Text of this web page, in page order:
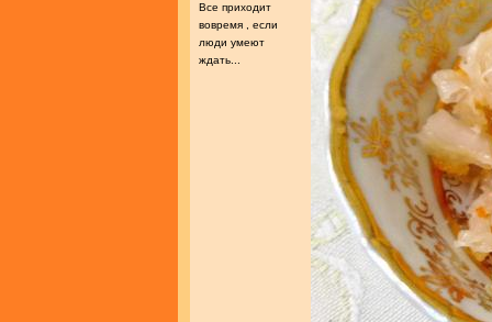
Все приходит
вовремя , если
люди умеют
ждать...